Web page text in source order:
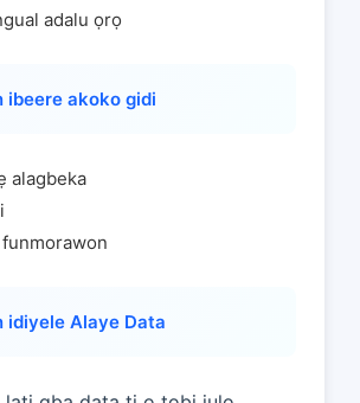
adalu ọrọ
ibeere akoko gidi
alagbeka
idiyele Alaye Data